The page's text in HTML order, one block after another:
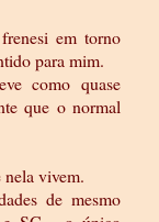
em torno
para mim.
como quase
que o normal
nela vivem.
de mesmo